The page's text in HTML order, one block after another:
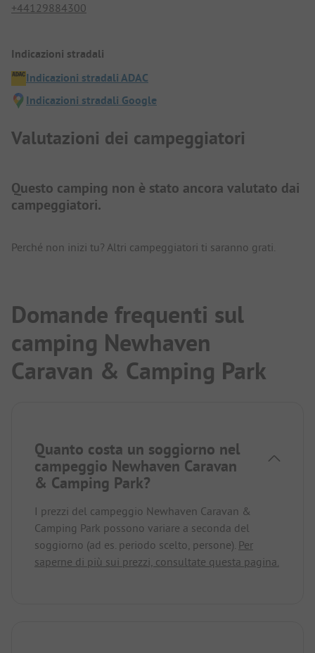
+44129884300
Indicazioni stradali
Indicazioni stradali ADAC
Indicazioni stradali Google
Valutazioni dei campeggiatori
Questo camping non è stato ancora valutato dai
campeggiatori.
Perché non inizi tu? Altri campeggiatori ti saranno grati.
Domande frequenti sul
camping Newhaven
Caravan & Camping Park
Quanto costa un soggiorno nel
campeggio Newhaven Caravan
& Camping Park?
I prezzi del campeggio Newhaven Caravan &
Camping Park possono variare a seconda del
soggiorno (ad es. periodo scelto, persone). Per
saperne di più sui prezzi, consultate questa pagina.